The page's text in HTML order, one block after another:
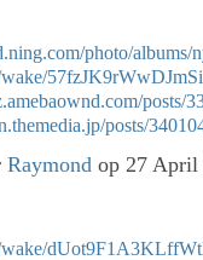
photo/albums/
wake/
posts/
posts/
Raymond op 27 April
wake/